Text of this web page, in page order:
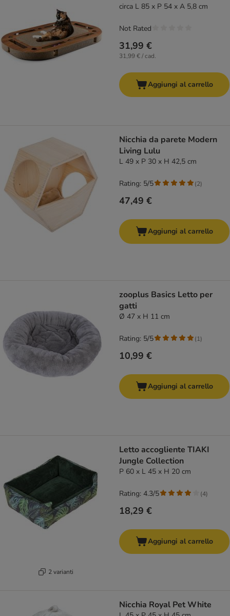
circa L 85 x P 54 x A 5,8 cm
31,99 €
31,99 € / cad.
Not Rated
Aggiungi al carrello
Nicchia da parete Modern
Living Lulu
L 49 x P 30 x H 42,5 cm
47,49 €
Rating: 5/5 (2)
Aggiungi al carrello
zooplus Basics Letto per
gatti
Ø 47 x H 11 cm
10,99 €
Rating: 5/5 (1)
Aggiungi al carrello
2 varianti
Letto accogliente TIAKI
Jungle Collection
P 60 x L 45 x H 20 cm
18,29 €
Rating: 4.3/5 (4)
Aggiungi al carrello
Nicchia Royal Pet White